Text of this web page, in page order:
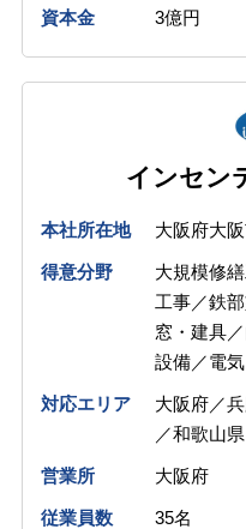
資本金 3億円
インセン
本社所在地 大阪府大
得意分野
大規模修
工事／鉄
窓・建具
設備／電
対応エリア
大阪府／
／和歌山県
営業所 大阪府
従業員数 35名